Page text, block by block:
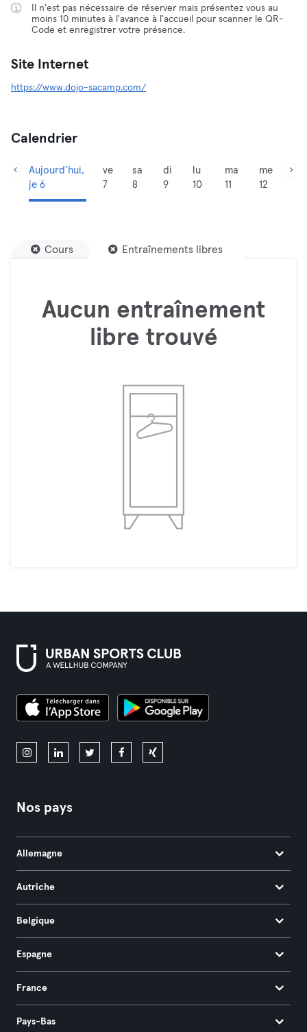
Il n'est pas nécessaire de réserver mais présentez vous au
moins 10 minutes à l'avance à l'accueil pour scanner le QR-
Code et enregistrer votre présence.
Site Internet
https://www.dojo-sacamp.com/
Calendrier
Aujourd’hui,
je 6
ve
7
sa
8
di
9
lu
10
ma
11
me
12
Cours Entraînements libres
Aucun entraînement
libre trouvé
Nos pays
Allemagne
Autriche
Belgique
Espagne
France
Pays-Bas